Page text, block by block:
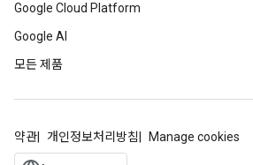
Google Cloud Platform
Google AI
모든 제품
약관 개인정보처리방침 Manage cookies